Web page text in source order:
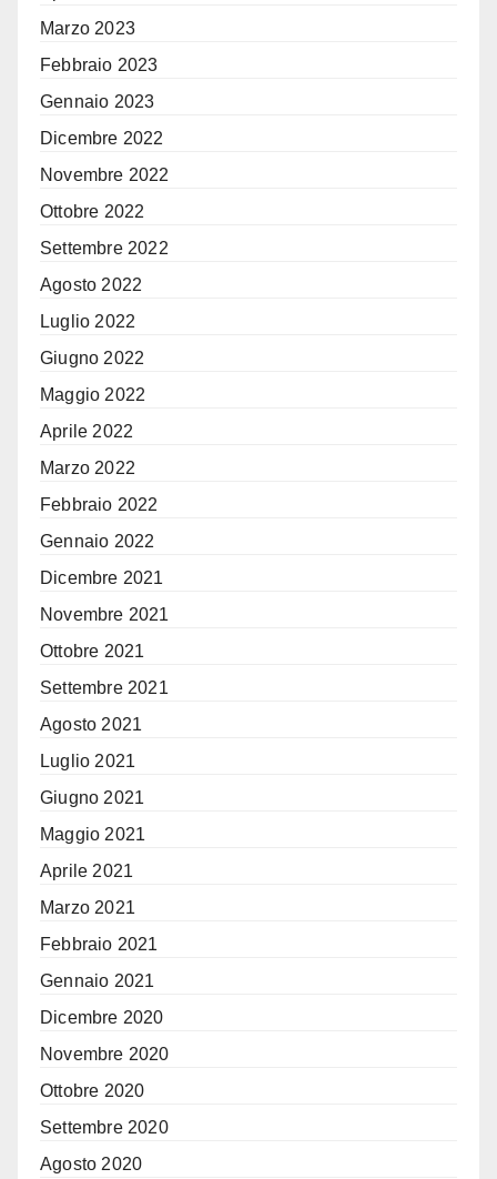
Marzo 2023
Febbraio 2023
Gennaio 2023
Dicembre 2022
Novembre 2022
Ottobre 2022
Settembre 2022
Agosto 2022
Luglio 2022
Giugno 2022
Maggio 2022
Aprile 2022
Marzo 2022
Febbraio 2022
Gennaio 2022
Dicembre 2021
Novembre 2021
Ottobre 2021
Settembre 2021
Agosto 2021
Luglio 2021
Giugno 2021
Maggio 2021
Aprile 2021
Marzo 2021
Febbraio 2021
Gennaio 2021
Dicembre 2020
Novembre 2020
Ottobre 2020
Settembre 2020
Agosto 2020